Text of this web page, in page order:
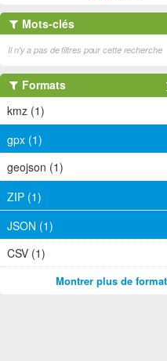
Mots-clés
Il n'y a pas de filtres pour cette recherche
Formats
kmz (1)
gpx (1)
geojson (1)
ZIP (1)
JSON (1)
CSV (1)
Montrer plus de